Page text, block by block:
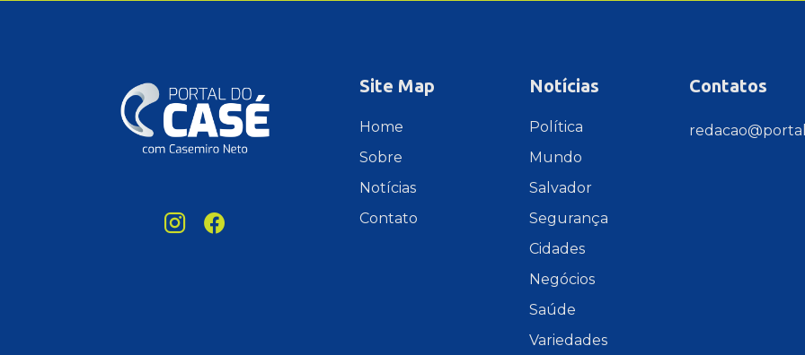
Site Map
Home
Sobre
Notícias
Contato
Notícias
Política
Mundo
Salvador
Segurança
Cidades
Negócios
Saúde
Variedades
Contatos